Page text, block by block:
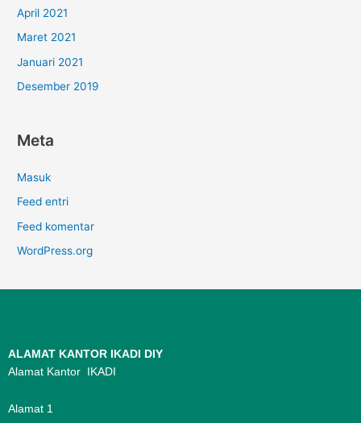
April 2021
Maret 2021
Januari 2021
Desember 2019
Meta
Masuk
Feed entri
Feed komentar
WordPress.org
ALAMAT KANTOR IKADI DIY
Alamat Kantor IKADI
Alamat 1